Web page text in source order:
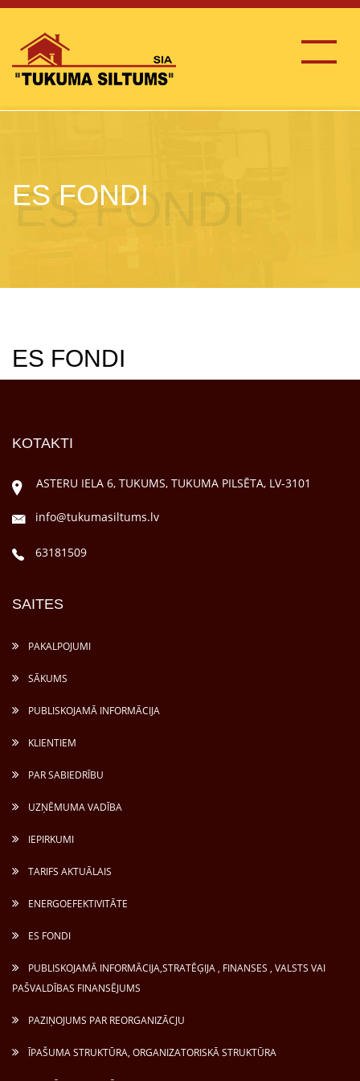
ES FONDI
ES FONDI
KOTAKTI
ASTERU IELA 6, TUKUMS, TUKUMA PILSĒTA, LV-3101
info@tukumasiltums.lv
63181509
SAITES
PAKALPOJUMI
SĀKUMS
PUBLISKOJAMĀ INFORMĀCIJA
KLIENTIEM
PAR SABIEDRĪBU
UZŅĒMUMA VADĪBA
IEPIRKUMI
TARIFS AKTUĀLAIS
ENERGOEFEKTIVITĀTE
ES FONDI
PUBLISKOJAMĀ INFORMĀCIJA,STRATĒĢIJA , FINANSES , VALSTS VAI
PAŠVALDĪBAS FINANSĒJUMS
PAZIŅOJUMS PAR REORGANIZĀCJU
ĪPAŠUMA STRUKTŪRA, ORGANIZATORISKĀ STRUKTŪRA